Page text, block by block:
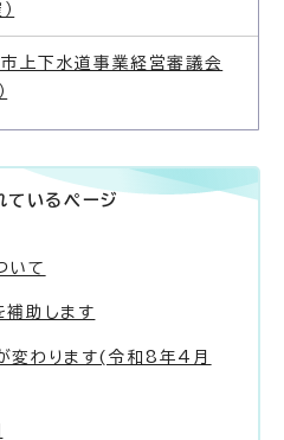
上下水道事業経営審議会
ているページ
いて
補助します
変わります(令和8年4月